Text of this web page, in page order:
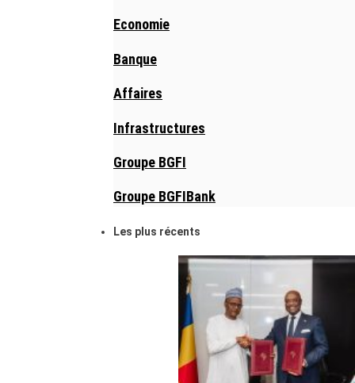
Economie
Banque
Affaires
Infrastructures
Groupe BGFI
Groupe BGFIBank
Les plus récents